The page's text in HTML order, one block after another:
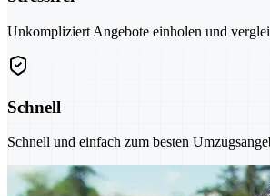
Unkompliziert Angebote einholen und
Schnell
Schnell und einfach zum besten